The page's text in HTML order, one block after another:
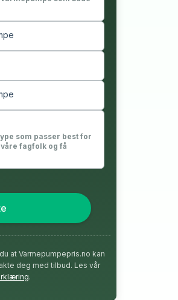
som passer best for
fagfolk og få
at Varmepumpepris.no kan
deg med tilbud. Les vår
.